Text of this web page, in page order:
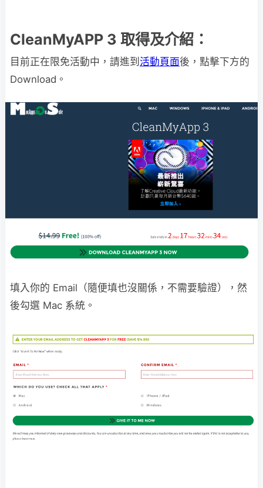
CleanMyAPP 3 取得及介紹：
目前正在限免活動中，請進到 活動頁面後，點擊下方的
Download。
填入你的 Email（隨便填也沒關係，不需要驗證），然
後勾選 Mac 系統。